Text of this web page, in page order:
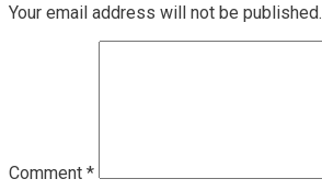
Your email address will not be published.
Comment *